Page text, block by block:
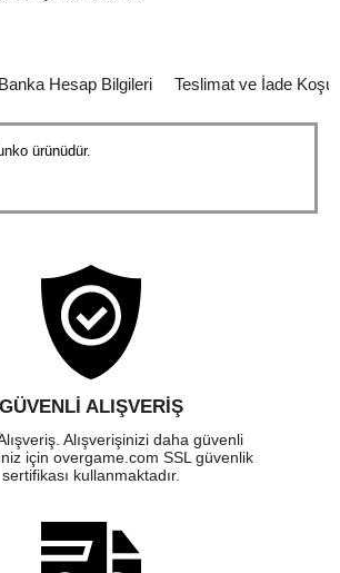
Banka Hesap Bilgileri Teslimat ve İade
ürünüdür.
GÜVENLI ALIŞVERIŞ
Alışverişinizi daha güvenli
için overgame.com SSL güvenlik
sertifikası kullanmaktadır.